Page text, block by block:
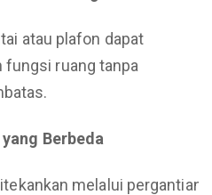
atau plafon dapat
fungsi ruang tanpa
Berbeda
melalui pergantian